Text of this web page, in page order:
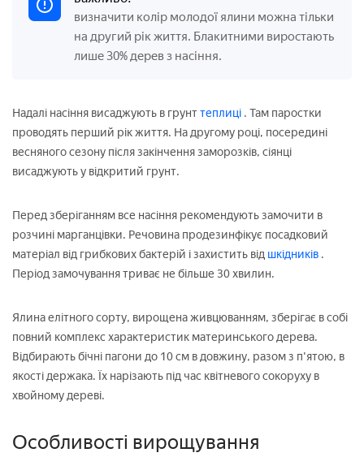
визначити колір молодої ялини можна тільки
на другий рік життя. Блакитними виростають
лише 30% дерев з насіння.
Надалі насіння висаджують в грунттеплиці . Там паростки
проводять перший рік життя. На другому році, посередині
весняного сезону після закінчення заморозків, сіянці
висаджують у відкритий грунт.
Перед зберіганням все насіння рекомендують замочити в
розчині марганцівки. Речовина продезинфікує посадковий
матеріал від грибкових бактерій і захистить від шкідників .
Період замочування триває не більше 30 хвилин.
Ялина елітного сорту, вирощена живцюванням, зберігає в собі
повний комплекс характеристик материнського дерева.
Відбирають бічні пагони до 10 см в довжину, разом з п'ятою, в
якості держака. Їх нарізають під час квітневого сокоруху в
хвойному дереві.
Особливості вирощування